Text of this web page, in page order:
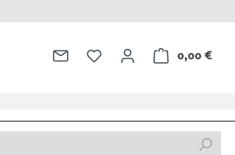
0,00 €